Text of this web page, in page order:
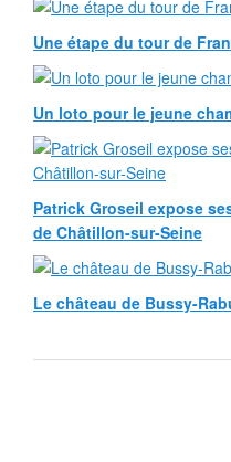
Une étape du tour de
Un loto pour le jeune
Patrick Groseil expose
de Châtillon-sur-Seine
Le château de Bussy-